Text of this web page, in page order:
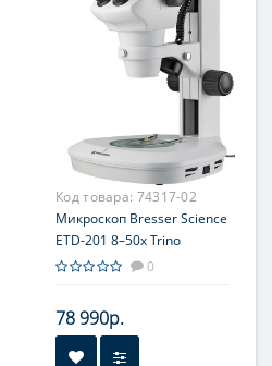
Окуляр (ы):
WF10x и WF20x
Фокусировка:Грубая
Код товара: 74317-02
Микроскоп Bresser Science
ETD-201 8–50x Trino
0
78 990р.